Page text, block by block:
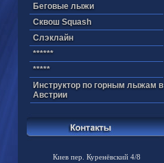
Беговые лыжи
Cквош Squash
Cлэклайн
******
*****
Инструктор по горным лыжам в
Австрии
Киев пер. Куренёвский 4/8